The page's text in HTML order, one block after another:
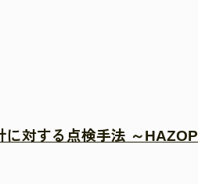
に対する点検手法 ～HAZOP